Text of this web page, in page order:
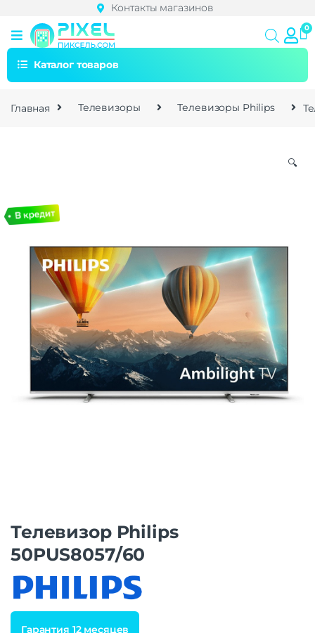
Контакты магазинов
Каталог товаров
Главная Телевизоры Телевизоры Philips
🔍
Телевизор Philips
50PUS8057/60
Гарантия 12 месяцев